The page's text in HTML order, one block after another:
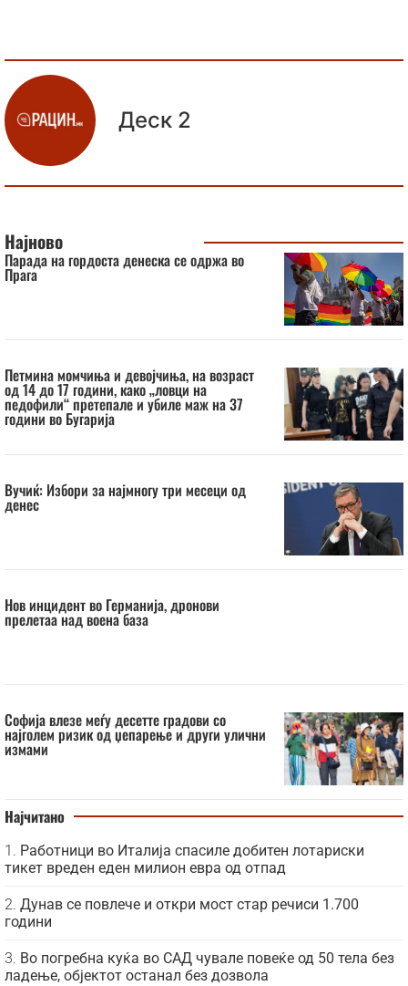
Деск 2
Најново
Парада на гордоста денеска се одржа во
Прага
Петмина момчиња и девојчиња, на возраст
од 14 до 17 години, како „ловци на
педофили“ претепале и убиле маж на 37
години во Бугарија
Вучиќ: Избори за најмногу три месеци од
денес
Нов инцидент во Германија, дронови
прелетаа над воена база
Софија влезе меѓу десетте градови со
најголем ризик од џепарење и други улични
измами
Најчитано
Работници во Италија спасиле добитен лотариски
тикет вреден еден милион евра од отпад
Дунав се повлече и откри мост стар речиси 1.700
години
Во погребна куќа во САД чувале повеќе од 50 тела без
ладење, објектот останал без дозвола